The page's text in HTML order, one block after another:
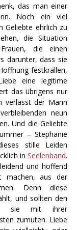
das man einer
Noch ein viel
Geliebte ehrlich zu
die Situation
die einen
darunter, dass sie
festkrallen,
eine legitime
das übrigens nur
verlässt der Mann
neun
Und die Geliebte
– Stephanie
stille Leiden
in Seelenband.
und hoffend
machen, aus der
Denn diese
und sollten den
sie mit ihrer
zumuten. Liebe